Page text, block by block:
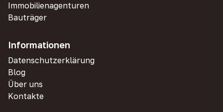
Immobilienagenturen
Bauträger
Informationen
Datenschutzerklärung
Blog
Über uns
Kontakte